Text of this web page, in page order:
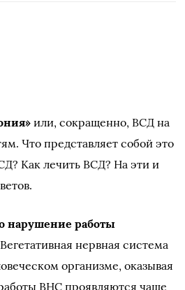
или, сокращенно, ВСД на
Что представляет собой это
Как лечить ВСД? На эти и
нарушение работы
Вегетативная нервная система
организме, оказывая
ВНС проявляются чаще